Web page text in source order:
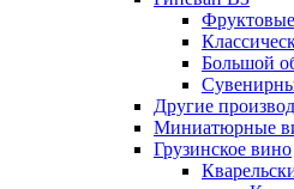
Большой
Другие
Миниатюрные
Грузинское вино